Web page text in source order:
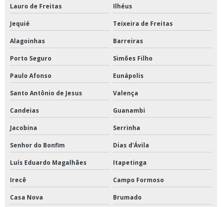
Lauro de Freitas Ilhéus
Jequié Teixeira de Freitas
Alagoinhas Barreiras
Porto Seguro Simões Filho
Paulo Afonso Eunápolis
Santo Antônio de Jesus Valença
Candeias Guanambi
Jacobina Serrinha
Senhor do Bonfim Dias d'Ávila
Luís Eduardo Magalhães Itapetinga
Irecê Campo Formoso
Casa Nova Brumado